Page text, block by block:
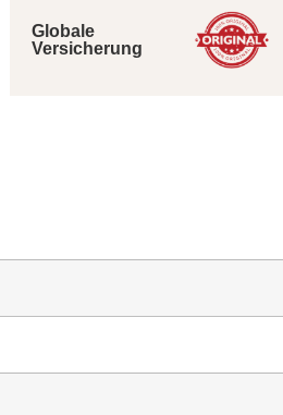
Globale
Versicherung